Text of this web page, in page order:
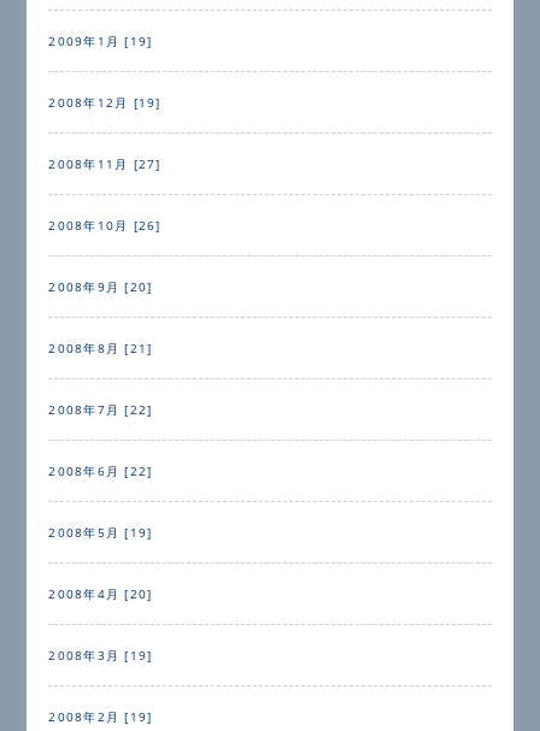
2009年1月 [19]
2008年12月 [19]
2008年11月 [27]
2008年10月 [26]
2008年9月 [20]
2008年8月 [21]
2008年7月 [22]
2008年6月 [22]
2008年5月 [19]
2008年4月 [20]
2008年3月 [19]
2008年2月 [19]